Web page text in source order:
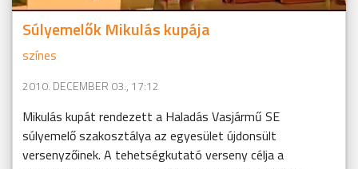
Súlyemelők Mikulás kupája
színes
2010. DECEMBER 03., 17:12
Mikulás kupát rendezett a Haladás Vasjármű SE
súlyemelő szakosztálya az egyesület újdonsült
versenyzőinek. A tehetségkutató verseny célja a